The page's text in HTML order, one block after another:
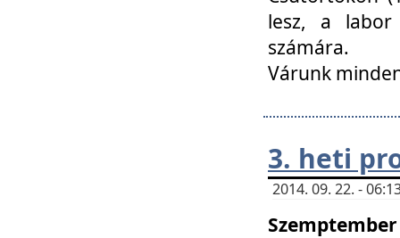
lesz, a labor
számára.
Várunk
3. heti
2014. 09. 22. -